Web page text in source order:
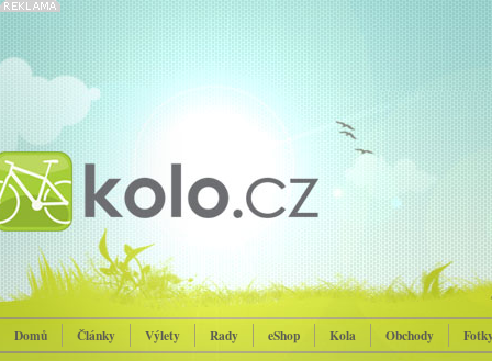
Domů Články Výlety Rady eShop Kola Obchody